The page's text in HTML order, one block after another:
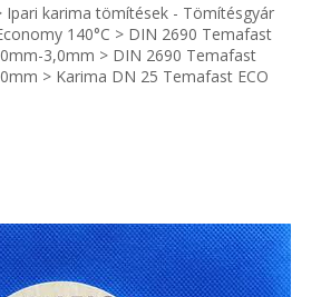
KULCSTARTÓ - KULCSKARIKA
HŰTŐMÁGNES KERET - FÓLIA
videók
Termékek
Egyedi gyártás
Ipari karima tömítések - Tömítésgyár
140°C > DIN 2690 Temafast
3,0mm > DIN 2690 Temafast
> Karima DN 25 Temafast ECO